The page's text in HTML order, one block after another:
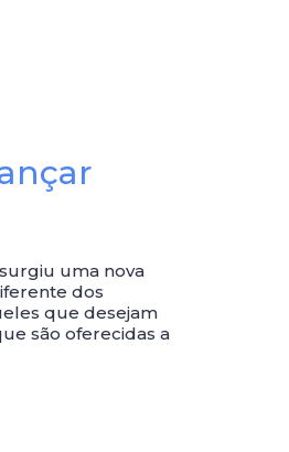
uma nova
dos
que desejam
são oferecidas a